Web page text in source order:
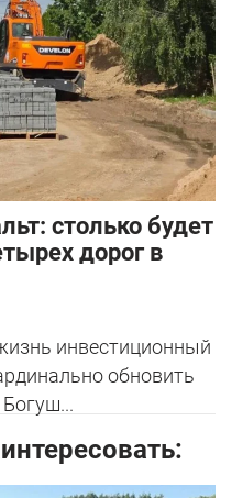
столько будет
дорог в
инвестиционный
обновить